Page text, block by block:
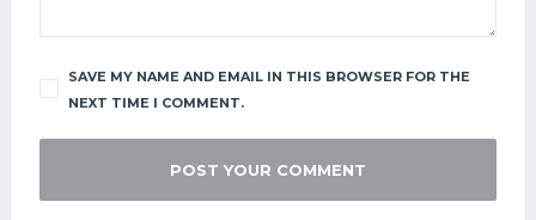
SAVE MY NAME AND EMAIL IN THIS BROWSER FOR THE
NEXT TIME I COMMENT.